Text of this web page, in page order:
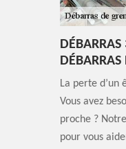
DÉBARRAS
DÉBARRAS
La perte d’un
Vous avez
proche ?
pour vous